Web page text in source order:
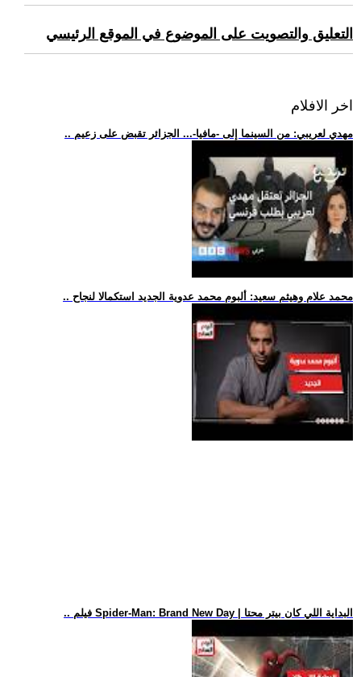
التعليق والتصويت على الموضوع في الموقع الرئيسي
اخر الافلام
.. مهدي لعريبي: من السينما إلى -مافيا-... الجزائر تقبض على زعيم
.. محمد علام وهيثم سعيد: ألبوم محمد عدوية الجديد استكمالا لنجاح
.. فيلم Spider-Man: Brand New Day | البداية اللي كان بيتر محتا